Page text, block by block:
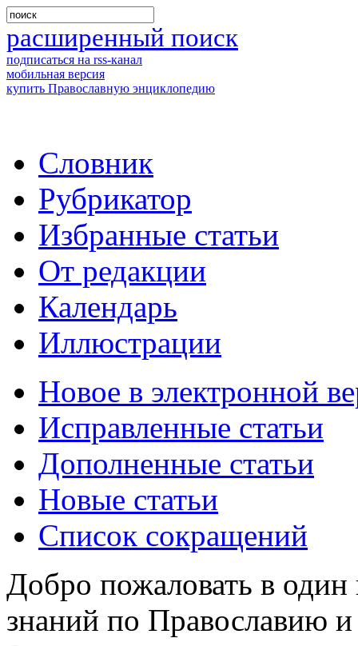
расширенный поиск
подписаться на rss-канал
мобильная версия
купить Православную энциклопедию
Словник
Рубрикатор
Избранные статьи
От редакции
Календарь
Иллюстрации
Новое в электронной
Исправленные статьи
Дополненные статьи
Новые статьи
Список сокращений
Добро пожаловать в
знаний по Православию